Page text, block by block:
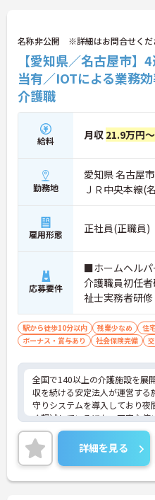
名称非公開 ※詳細はお問合せくだ
【愛知県／名古屋市
当有／IOTによる業務
介護職
給料 月収 21.9万円
勤務地
愛知県 名古屋
ＪＲ中央本線(
雇用形態 正社員(正職員)
応募要件
■ホームヘルパ
介護職員初任
祉士実務者研
駅から徒歩10分以内 残業少なめ 住
ボーナス・賞与あり
社会保険完備
全国で140以上の介護施設を展
収を続ける安定法人が運営する
守りシステムを導入しており夜
く軽減しているほか、丁寧な使
安心して業務を始められます。
度、住宅手当や子供手当、1食
生活を支える福利厚生が大変充
タラクエール2023』の認証も
得支援や職種別研修制度を通じ
詳細を見る